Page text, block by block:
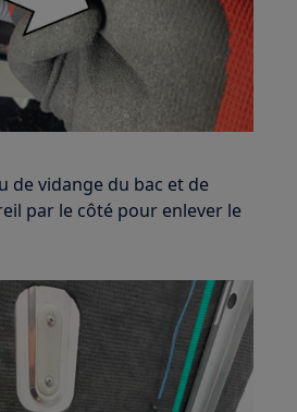
de vidange du bac et de
par le côté pour enlever le